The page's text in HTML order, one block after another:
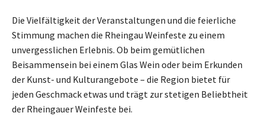
Die Vielfältigkeit der Veranstaltungen und die feierliche
Stimmung machen die Rheingau Weinfeste zu einem
unvergesslichen Erlebnis. Ob beim gemütlichen
Beisammensein bei einem Glas Wein oder beim Erkunden
der Kunst- und Kulturangebote – die Region bietet für
jeden Geschmack etwas und trägt zur stetigen Beliebtheit
der Rheingauer Weinfeste bei.